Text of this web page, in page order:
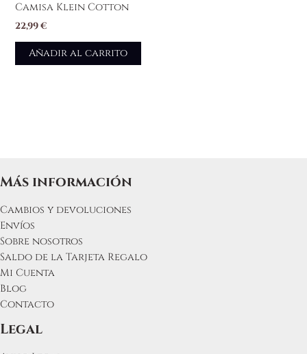
Camisa Klein Cotton
22,99€
Añadir al carrito
Más información
Cambios y devoluciones
Envíos
Sobre nosotros
Saldo de la Tarjeta Regalo
Mi Cuenta
Blog
Contacto
Legal